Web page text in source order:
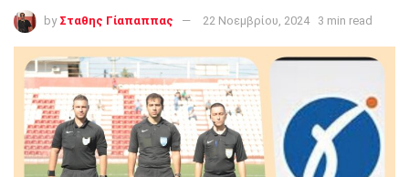
by Σταθης Γίαπαππας 22 Νοεμβρίου, 2024 3 min read